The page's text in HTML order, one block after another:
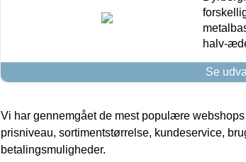
halv-
Se
Vi har gennemgået de mest populære
prisniveau, sortimentstørrelse, kundeservice,
betalingsmuligheder.